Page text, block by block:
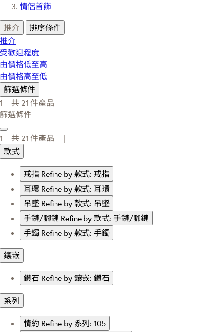
情侶首飾
推介
排序條件
推介
受歡迎程度
由價格低至高
由價格高至低
篩選條件
1 - 共 21 件產品
篩選條件
1 - 共 21 件產品 |
款式
戒指 Refine by 款式: 戒指
耳環 Refine by 款式: 耳環
吊墜 Refine by 款式: 吊墜
手鏈/腳鏈 Refine by 款式: 手鏈/腳鏈
手鐲 Refine by 款式: 手鐲
鑲嵌
鑽石 Refine by 鑲嵌: 鑽石
系列
情約 Refine by 系列: 105